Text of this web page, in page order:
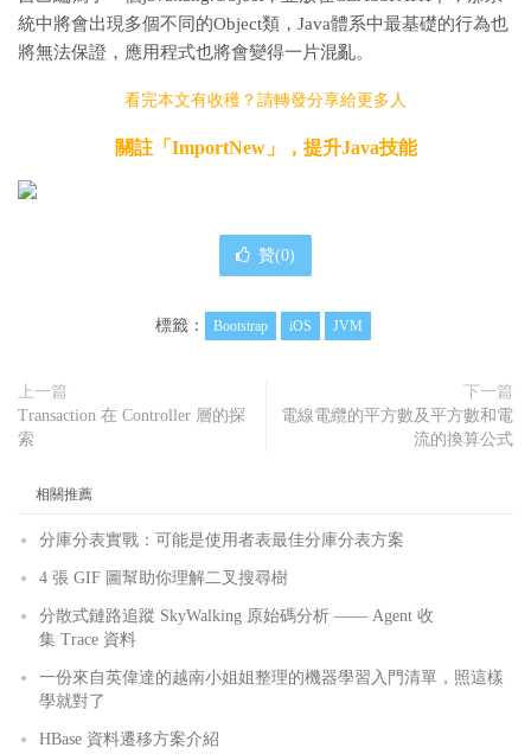
統中將會出現多個不同的Object類，Java體系中最基礎的行為也
將無法保證，應用程式也將會變得一片混亂。
看完本文有收穫？請轉發分享給更多人
關註「ImportNew」，提升Java技能
贊(0)
標籤： Bootstrap iOS JVM
上一篇
Transaction 在 Controller 層的探
索
下一篇
電線電纜的平方數及平方數和電
流的換算公式
相關推薦
分庫分表實戰：可能是使用者表最佳分庫分表方案
4 張 GIF 圖幫助你理解二叉搜尋樹
分散式鏈路追蹤 SkyWalking 原始碼分析 —— Agent 收
集 Trace 資料
一份來自英偉達的越南小姐姐整理的機器學習入門清單，照這樣
學就對了
HBase 資料遷移方案介紹